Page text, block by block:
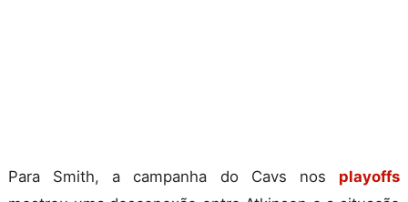
Para Smith, a campanha do Cavs nos playoffs